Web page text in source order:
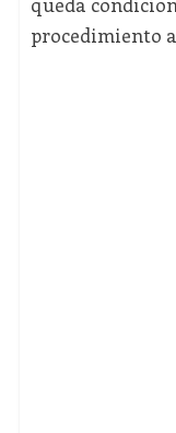
procedimiento